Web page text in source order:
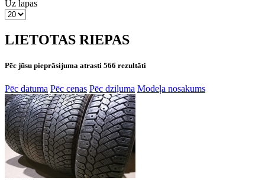
Uz lapas
LIETOTAS RIEPAS
Pēc jūsu pieprāsijuma atrasti 566 rezultāti
Pēc datuma Pēc cenas Pēc dziļuma Modeļa nosakums